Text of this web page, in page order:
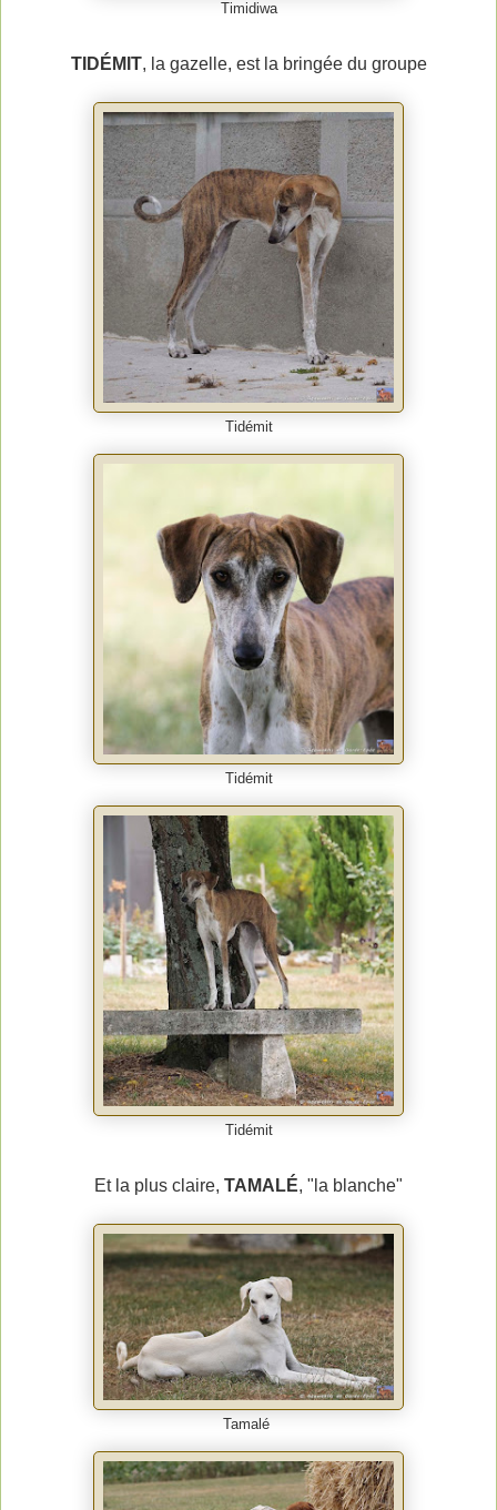
Timidiwa
TIDÉMIT, la gazelle, est la bringée du groupe
Tidémit
Tidémit
Tidémit
Et la plus claire, TAMALÉ, "la blanche"
Tamalé